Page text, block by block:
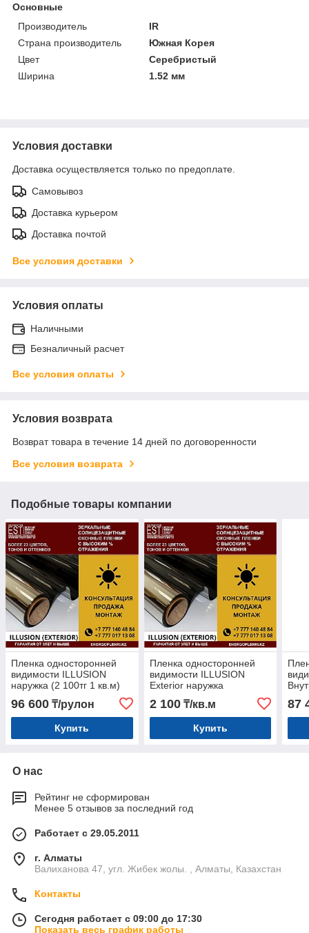
Основные
Производитель
IR
Страна производитель
Южная Корея
Цвет
Серебристый
Ширина
1.52 мм
Условия доставки
Доставка осуществляется только по предоплате.
Самовывоз
Доставка курьером
Доставка почтой
Все условия доставки
Условия оплаты
Наличными
Безналичный расчет
Все условия оплаты
Условия возврата
Возврат товара в течение 14 дней по договоренности
Все условия возврата
Подобные товары компании
Пленка односторонней
видимости ILLUSION
наружка (2 100тг 1 кв.м)
96 600 ₸/рулон
Купить
Пленка односторонней
видимости ILLUSION
Exterior наружка
2 100₸/кв.м
Купить
87
О нас
Рейтинг не сформирован
Менее 5 отзывов за последний год
Работает с 29.05.2011
г. Алматы
Валиханова 47, угл. Жибек жолы. , Алматы, Казахстан
Контакты
Сегодня работает с 09:00 до 17:30
Показать весь график работы